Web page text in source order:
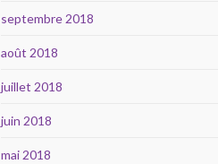
septembre 2018
août 2018
juillet 2018
juin 2018
mai 2018